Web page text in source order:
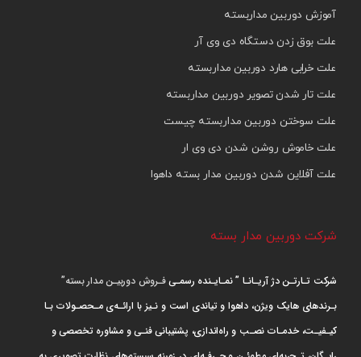
آموزش دوربین مداربسته
علت بوق زدن دستگاه دی وی آر
علت خرابی هارد دوربین مداربسته
علت تار شدن تصویر دوربین مداربسته
علت سوختن دوربین مداربسته چیست
علت خاموش روشن شدن دی وی ار
علت آفلاین شدن دوربین مدار بسته داهوا
شرکت دوربین مدار بسته
شرکت تـارتـن دژ آریـانـا ” نمـایـنده رسمـیفـروش دوربیـن مدار بسته”
بـرندهای هایک ویژن، داهوا و تیاندی است و نـیز با ارائـه‌ی مـحصـولات بـا
کیـفیـت، خدمـات نصـب و راه‌اندازی، پشتیبانی فنـی و مشاوره تخصصی و